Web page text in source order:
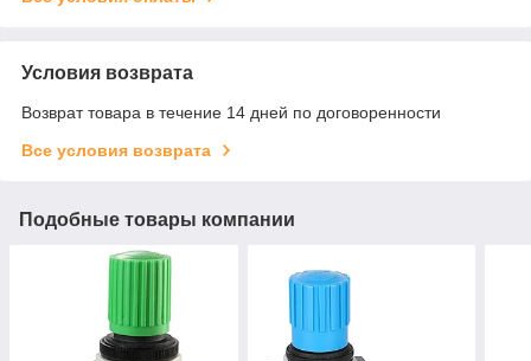
Условия возврата
Возврат товара в течение 14 дней по договоренности
Все условия возврата
Подобные товары компании